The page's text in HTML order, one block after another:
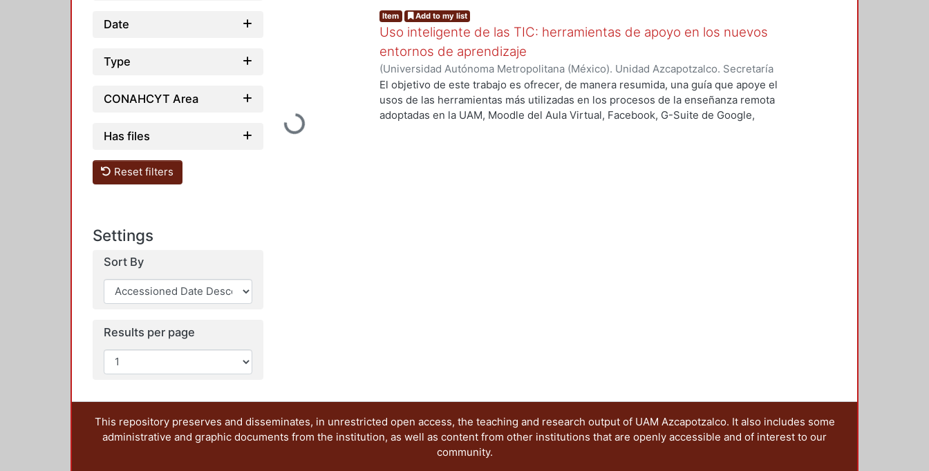
Date
Type
CONAHCYT Area
Has files
Reset filters
Settings
Sort By
Results per page
Loading...
Item Add to my list
Uso inteligente de las TIC: herramientas de apoyo en los nuevos
entornos de aprendizaje
(Universidad Autónoma Metropolitana (México). Unidad Azcapotzalco. Secretaría
Académica.,2021) García Castro, María Beatriz;Orozco García, Paola Yatzel;Puga
García, Merary Denny;Martínez Morales, Mercedes Isabel;Alvarado Hernández,
Alejandra; Tarango de la Torre, Juan Carlos
El objetivo de este trabajo es ofrecer, de manera resumida, una guía que apoye el
usos de las herramientas más utilizadas en los procesos de la enseñanza remota
adoptadas en la UAM, Moodle del Aula Virtual, Facebook, G-Suite de Google,
This repository preserves and disseminates, in unrestricted open access, the teaching and research output of UAM Azcapotzalco. It also includes some
administrative and graphic documents from the institution, as well as content from other institutions that are openly accessible and of interest to our
community.